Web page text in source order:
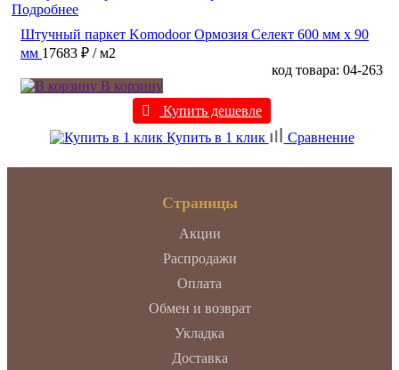
Подробнее
Штучный паркет Komodoor Ормозия Селект 600 мм х 90
мм 17683 ₽ / м2
код товара: 04-263
В корзину
Купить дешевле
Купить в 1 клик
Сравнение
Страницы
Акции
Распродажи
Оплата
Обмен и возврат
Укладка
Доставка